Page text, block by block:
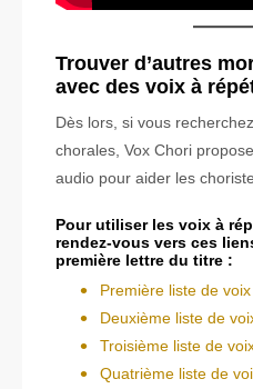
Trouver d’autres
avec des voix à
Dès lors, si vous
chorales, Vox Chori
audio pour aider les
Pour utiliser les voix à
rendez-vous vers ces
première lettre du titre :
Première liste de
Deuxième liste de
Troisième liste de
Quatrième liste de